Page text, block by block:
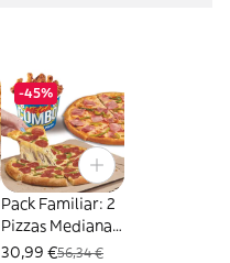
-45%
Pack Familiar: 2
Pizzas Medianas
+ Mega Cubo
30,99 €56,34 €